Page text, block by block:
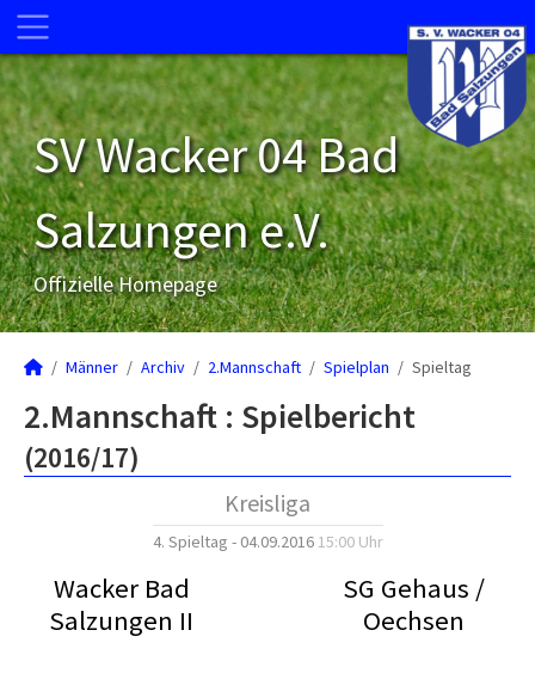
SV Wacker 04 Bad
Salzungen e.V.
Offizielle Homepage
Männer Archiv 2.Mannschaft Spielplan Spieltag
2.Mannschaft : Spielbericht
(2016/17)
Kreisliga
4. Spieltag - 04.09.2016 15:00 Uhr
Wacker Bad
Salzungen II
SG Gehaus /
Oechsen